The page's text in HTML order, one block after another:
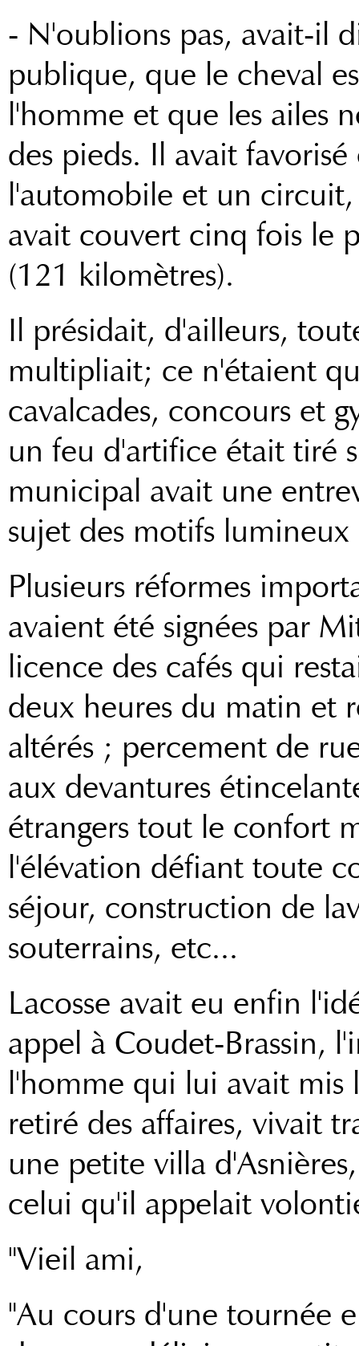
- N'oublions pas, avait-il
publique, que le cheval
l'homme et que les ailes
des pieds. Il avait
l'automobile et un
avait couvert cinq fois le
(121 kilomètres).
Il présidait, d'ailleurs,
multipliait; ce n'étaient
cavalcades, concours et
un feu d'artifice était tiré
municipal avait une
sujet des motifs
Plusieurs réformes
avaient été signées par
licence des cafés qui
deux heures du matin et
altérés ; percement de
aux devantures
étrangers tout le confort
l'élévation défiant toute
séjour, construction de
souterrains, etc...
Lacosse avait eu enfin
appel à Coudet-Brassin,
l'homme qui lui avait mis
retiré des affaires, vivait
une petite villa
celui qu'il appelait
"Vieil ami,
"Au cours d'une tournée